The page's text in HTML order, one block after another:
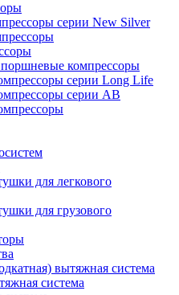
серии New Silver
компрессоры
серии Long Life
серии AB
для легкового
для грузового
вытяжная система
система